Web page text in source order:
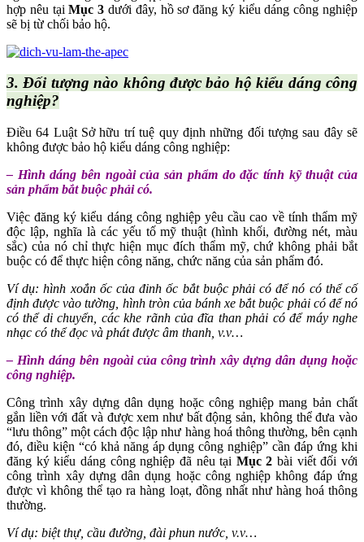
hợp nêu tạiMục 3 dưới đây, hồ sơ đăng ký kiểu dáng công nghiệp
sẽ bị từ chối bảo hộ.
3. Đối tượng nào không được bảo hộ kiểu dáng công
nghiệp?
Điều 64 Luật Sở hữu trí tuệ quy định những đối tượng sau đây sẽ
không được bảo hộ kiểu dáng công nghiệp:
– Hình dáng bên ngoài của sản phẩm do đặc tính kỹ thuật của
sản phẩm bắt buộc phải có.
Việc đăng ký kiểu dáng công nghiệp yêu cầu cao về tính thẩm mỹ
độc lập, nghĩa là các yếu tố mỹ thuật (hình khối, đường nét, màu
sắc) của nó chỉ thực hiện mục đích thẩm mỹ, chứ không phải bắt
buộc có để thực hiện công năng, chức năng của sản phẩm đó.
Ví dụ: hình xoắn ốc của đinh ốc bắt buộc phải có để nó có thể cố
định được vào tường, hình tròn của bánh xe bắt buộc phải có để nó
có thể di chuyển, các khe rãnh của đĩa than phải có để máy nghe
nhạc có thể đọc và phát được âm thanh, v.v…
– Hình dáng bên ngoài của công trình xây dựng dân dụng hoặc
công nghiệp.
Công trình xây dựng dân dụng hoặc công nghiệp mang bản chất
gắn liền với đất và được xem như bất động sản, không thể đưa vào
“lưu thông” một cách độc lập như hàng hoá thông thường, bên cạnh
đó, điều kiện “có khả năng áp dụng công nghiệp” cần đáp ứng khi
đăng ký kiểu dáng công nghiệp đã nêu tại Mục 2 bài viết đối với
công trình xây dựng dân dụng hoặc công nghiệp không đáp ứng
được vì không thể tạo ra hàng loạt, đồng nhất như hàng hoá thông
thường.
Ví dụ: biệt thự, cầu đường, đài phun nước, v.v…